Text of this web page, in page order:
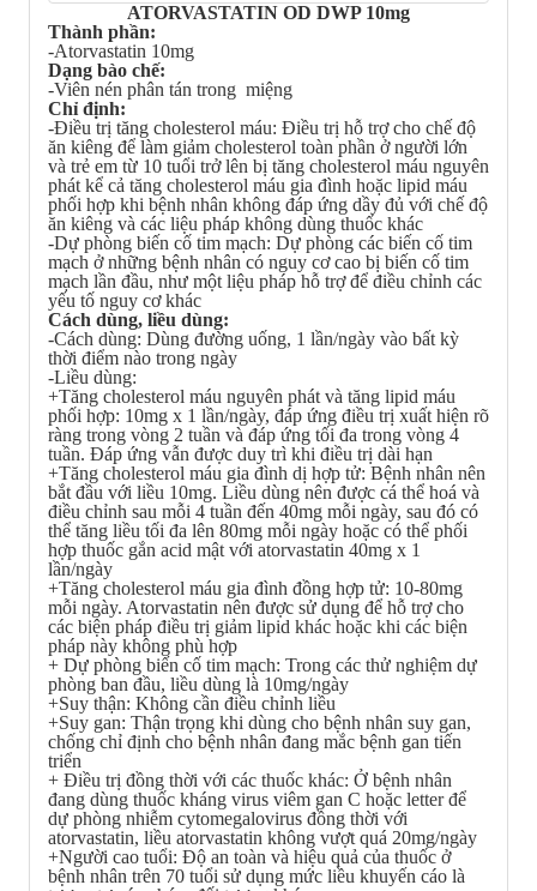
ATORVASTATIN OD DWP 10mg
Thành phần:
-Atorvastatin 10mg
Dạng bào chế:
-Viên nén phân tán trong miệng
Chỉ định:
-Điều trị tăng cholesterol máu: Điều trị hỗ trợ cho chế độ
ăn kiêng để làm giảm cholesterol toàn phần ở người lớn
và trẻ em từ 10 tuổi trở lên bị tăng cholesterol máu nguyên
phát kể cả tăng cholesterol máu gia đình hoặc lipid máu
phối hợp khi bệnh nhân không đáp ứng dầy đủ với chế độ
ăn kiêng và các liệu pháp không dùng thuốc khác
-Dự phòng biến cố tim mạch: Dự phòng các biến cố tim
mạch ở những bệnh nhân có nguy cơ cao bị biến cố tim
mạch lần đầu, như một liệu pháp hỗ trợ để điều chỉnh các
yếu tố nguy cơ khác
Cách dùng, liều dùng:
-Cách dùng: Dùng đường uống, 1 lần/ngày vào bất kỳ
thời điểm nào trong ngày
-Liều dùng:
+Tăng cholesterol máu nguyên phát và tăng lipid máu
phối hợp: 10mg x 1 lần/ngày, đáp ứng điều trị xuất hiện rõ
ràng trong vòng 2 tuần và đáp ứng tối đa trong vòng 4
tuần. Đáp ứng vẫn được duy trì khi điều trị dài hạn
+Tăng cholesterol máu gia đình dị hợp tử: Bệnh nhân nên
bắt đầu với liều 10mg. Liều dùng nên được cá thể hoá và
điều chỉnh sau mỗi 4 tuần đến 40mg mỗi ngày, sau đó có
thể tăng liều tối đa lên 80mg mỗi ngày hoặc có thể phối
hợp thuốc gắn acid mật với atorvastatin 40mg x 1
lần/ngày
+Tăng cholesterol máu gia đình đồng hợp tử: 10-80mg
mỗi ngày. Atorvastatin nên được sử dụng để hỗ trợ cho
các biện pháp điều trị giảm lipid khác hoặc khi các biện
pháp này không phù hợp
+ Dự phòng biến cố tim mạch: Trong các thử nghiệm dự
phòng ban đầu, liều dùng là 10mg/ngày
+Suy thận: Không cần điều chỉnh liều
+Suy gan: Thận trọng khi dùng cho bệnh nhân suy gan,
chống chỉ định cho bệnh nhân đang mắc bệnh gan tiến
triển
+ Điều trị đồng thời với các thuốc khác: Ở bệnh nhân
đang dùng thuốc kháng virus viêm gan C hoặc letter để
dự phòng nhiễm cytomegalovirus đồng thời với
atorvastatin, liều atorvastatin không vượt quá 20mg/ngày
+Người cao tuổi: Độ an toàn và hiệu quả của thuốc ở
bệnh nhân trên 70 tuổi sử dụng mức liều khuyến cáo là